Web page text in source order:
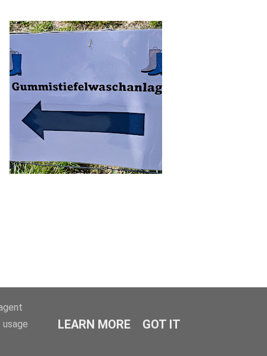
LEARN MORE GOT IT